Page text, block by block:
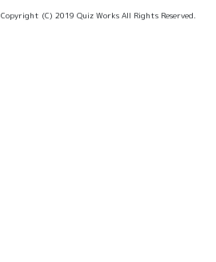
Copyright (C) 2019 Quiz Works All Rights Reserved.